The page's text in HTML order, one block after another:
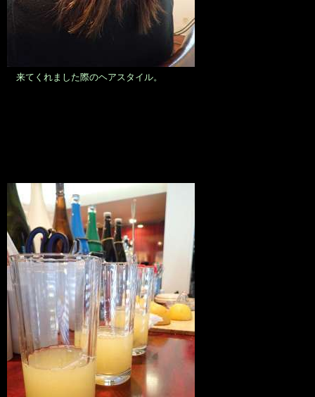
来てくれました際のヘアスタイル。